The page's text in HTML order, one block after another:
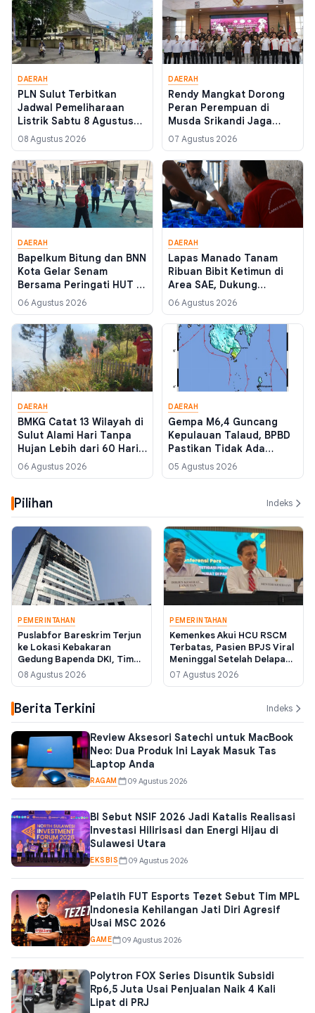
DAERAH
PLN Sulut Terbitkan
Jadwal Pemeliharaan
Listrik Sabtu 8 Agustus
2026, Berikut Daftar
Wilayah yang Akan
Padam
08 Agustus 2026
DAERAH
Rendy Mangkat Dorong
Peran Perempuan di
Musda Srikandi Jaga
Desa Sulut, Targetkan
Program Nyata untuk
Kemajuan Desa
07 Agustus 2026
DAERAH
Bapelkum Bitung dan BNN
Kota Gelar Senam
Bersama Peringati HUT RI
ke-81, Perkuat Sinergi
Lawan Narkoba
06 Agustus 2026
DAERAH
Lapas Manado Tanam
Ribuan Bibit Ketimun di
Area SAE, Dukung
Ketahanan Pangan dan
Bekali WBP Keterampilan
06 Agustus 2026
DAERAH
BMKG Catat 13 Wilayah di
Sulut Alami Hari Tanpa
Hujan Lebih dari 60 Hari,
Status Siaga Kekeringan
Meluas
06 Agustus 2026
DAERAH
Gempa M6,4 Guncang
Kepulauan Talaud, BPBD
Pastikan Tidak Ada
Kerusakan dan Korban
Jiwa
05 Agustus 2026
Pilihan Indeks
PEMERINTAHAN
Puslabfor Bareskrim Terjun
ke Lokasi Kebakaran
Gedung Bapenda DKI, Tim
Damkar Masih Sisir Titik
Panas
08 Agustus 2026
PEMERINTAHAN
Kemenkes Akui HCU RSCM
Terbatas, Pasien BPJS Viral
Meninggal Setelah Delapan
Jam Menunggu Ruang
Perawatan
07 Agustus 2026
Berita Terkini Indeks
Review Aksesori Satechi untuk MacBook
Neo: Dua Produk Ini Layak Masuk Tas
Laptop Anda
RAGAM 09 Agustus 2026
BI Sebut NSIF 2026 Jadi Katalis Realisasi
Investasi Hilirisasi dan Energi Hijau di
Sulawesi Utara
EKSBIS 09 Agustus 2026
Pelatih FUT Esports Tezet Sebut Tim MPL
Indonesia Kehilangan Jati Diri Agresif
Usai MSC 2026
GAME 09 Agustus 2026
Polytron FOX Series Disuntik Subsidi
Rp6,5 Juta Usai Penjualan Naik 4 Kali
Lipat di PRJ